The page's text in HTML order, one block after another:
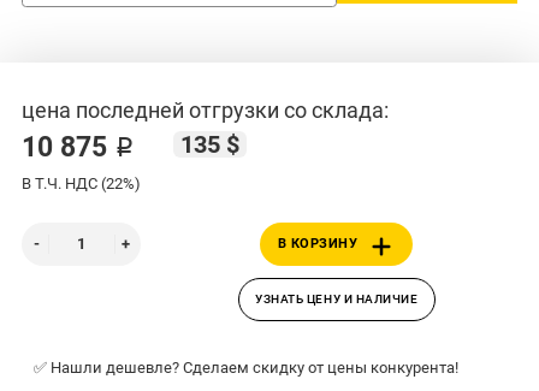
цена последней отгрузки со склада:
10 875 ₽ 135 $
В Т.Ч. НДС (22%)
В КОРЗИНУ
УЗНАТЬ ЦЕНУ И НАЛИЧИЕ
✅ Нашли дешевле? Сделаем скидку от цены конкурента!